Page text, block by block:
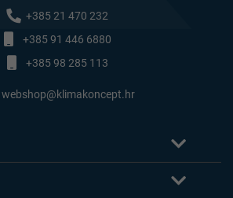
+385 21 470 232
+385 91 446 6880
+385 98 285 113
webshop@klimakoncept.hr